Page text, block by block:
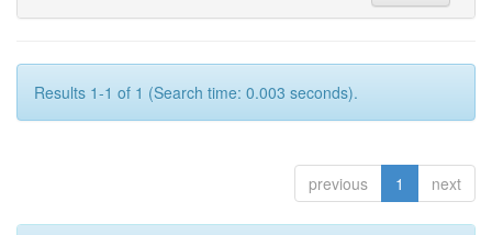
Results 1-1 of 1 (Search time: 0.003 seconds).
previous 1 next